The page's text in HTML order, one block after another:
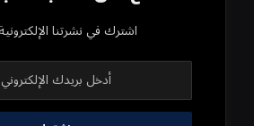
اشترك في نشرتنا